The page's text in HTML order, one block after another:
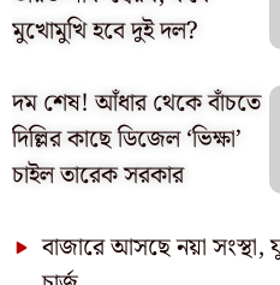
মুখোমুখি হবে দুই দল?
দম শেষ! আঁধার থেকে বাঁচতে
দিল্লির কাছে ডিজেল ‘ভিক্ষা’
চাইল তারেক সরকার
বাজারে আসছে নয়া